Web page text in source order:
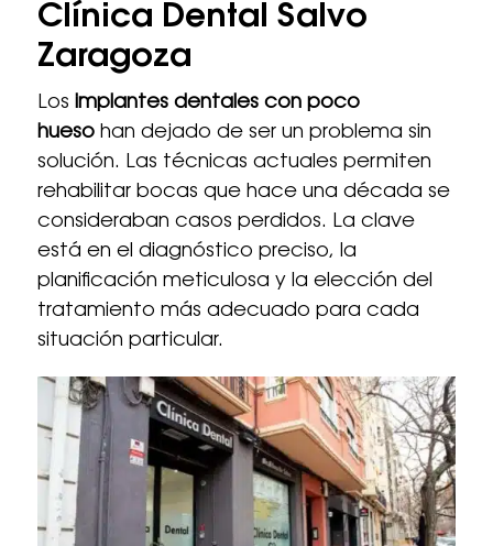
Clínica Dental Salvo
Zaragoza
Los implantes dentales con poco
huesohan dejado de ser un problema sin
solución. Las técnicas actuales permiten
rehabilitar bocas que hace una década se
consideraban casos perdidos. La clave
está en el diagnóstico preciso, la
planificación meticulosa y la elección del
tratamiento más adecuado para cada
situación particular.